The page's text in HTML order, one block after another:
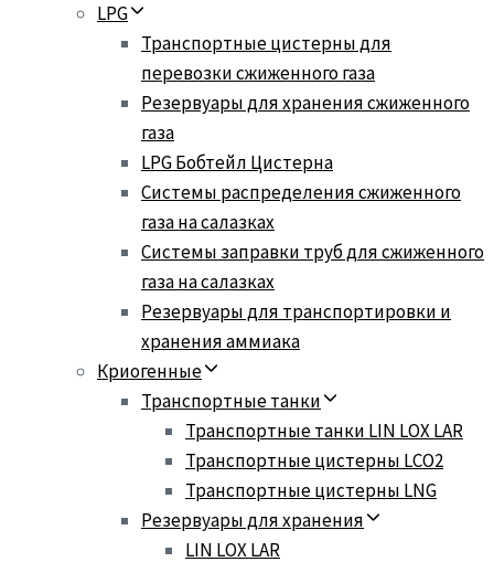
LPG
Транспортные цистерны для
перевозки сжиженного газа
Резервуары для хранения сжиженного
газа
LPG Бобтейл Цистерна
Системы распределения сжиженного
газа на салазках
Системы заправки труб для сжиженного
газа на салазках
Резервуары для транспортировки и
хранения аммиака
Криогенные
Транспортные танки
Транспортные танки LIN LOX LAR
Транспортные цистерны LCO2
Транспортные цистерны LNG
Резервуары для хранения
LIN LOX LAR